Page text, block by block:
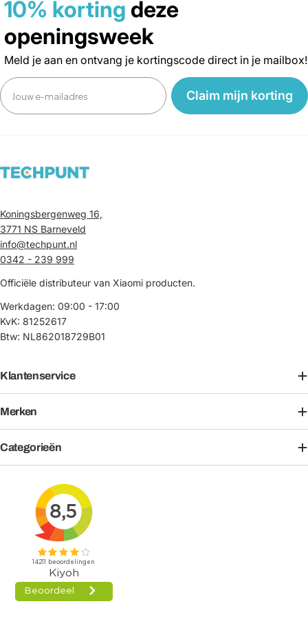
10% korting deze
openingsweek
Meld je aan en ontvang je kortingscode direct in je mailbox!
Email
‎ ‎ ‎ Claim mijn korting‎ ‎ ‎ ‎
Koningsbergenweg 16,
3771 NS Barneveld
info@techpunt.nl
0342 - 239 999
Officiële distributeur van Xiaomi producten.
Werkdagen: 09:00 - 17:00
KvK: 81252617
Btw: NL862018729B01
Klantenservice
Merken
Categorieën